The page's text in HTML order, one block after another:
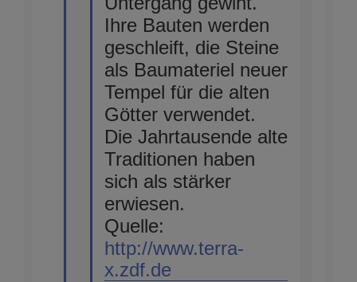
Ihre Bauten werden
geschleift, die Steine
als Baumateriel neuer
Tempel für die alten
Götter verwendet.
Die Jahrtausende alte
Traditionen haben
sich als stärker
erwiesen.
Quelle:
http://www.terra-
x.zdf.de